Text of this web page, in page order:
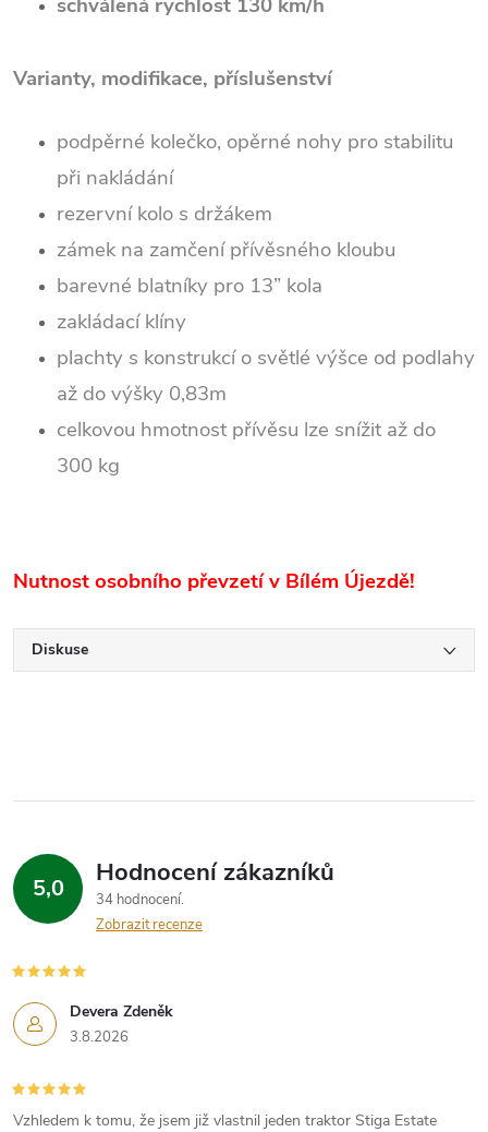
Varianty, modifikace, příslušenství
podpěrné kolečko, opěrné nohy pro stabilitu
při nakládání
rezervní kolo s držákem
zámek na zamčení přívěsného kloubu
barevné blatníky pro 13” kola
zakládací klíny
plachty s konstrukcí o světlé výšce od podlahy
až do výšky 0,83m
celkovou hmotnost přívěsu lze snížit až do
300 kg
Nutnost osobního převzetí v Bílém Újezdě!
Diskuse
5,0 Hodnocení zákazníků
34 hodnocení
Zobrazit recenze
Devera Zdeněk
3.8.2026
Vzhledem k tomu, že jsem již vlastnil jeden traktor Stiga Estate